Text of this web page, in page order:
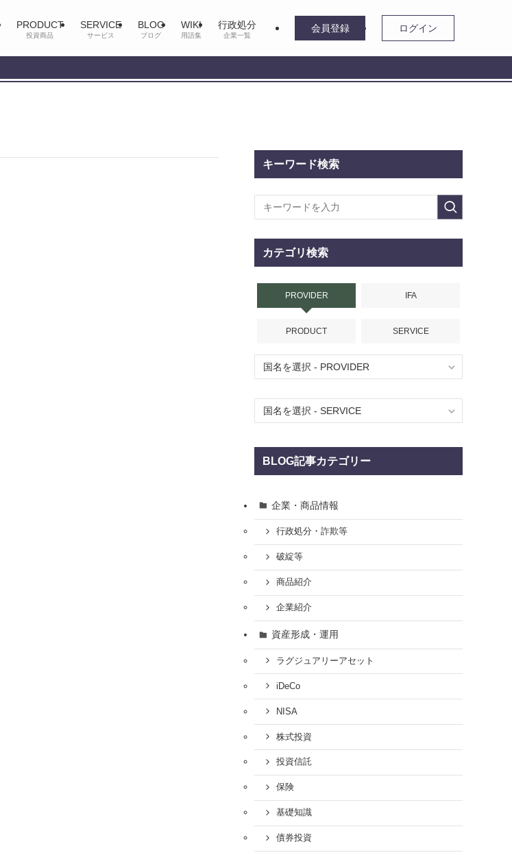
PRODUCT
投資商品
SERVICE
サービス
BLOG
ブログ
WIKI
用語集
行政処分
企業一覧
会員登録 ログイン
キーワード検索
カテゴリ検索
PROVIDER IFA
PRODUCT SERVICE
BLOG記事カテゴリー
企業・商品情報
行政処分・詐欺等
破綻等
商品紹介
企業紹介
資産形成・運用
ラグジュアリーアセット
iDeCo
NISA
株式投資
投資信託
保険
基礎知識
債券投資